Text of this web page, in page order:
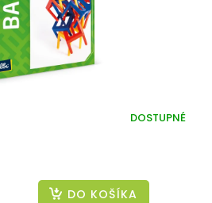
DOSTUPNÉ
DO KOŠÍKA